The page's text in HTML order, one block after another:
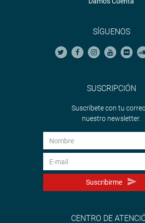
https://soundcloud.com/
http://www4.congreso.gob.pe/
SÍGUENOS
SUSCRIPCIÓN
Suscríbete con tu
nuestro newsletter.
Suscribirme
CENTRO DE